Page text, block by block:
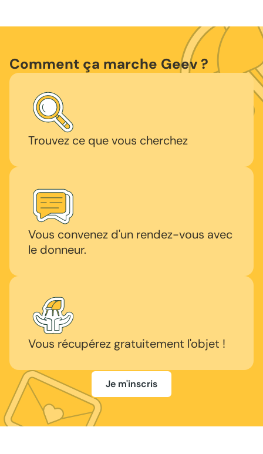
Comment ça marche Geev ?
Trouvez ce que vous cherchez
Vous convenez d'un rendez-vous avec
le donneur.
Vous récupérez gratuitement l'objet !
Je m'inscris